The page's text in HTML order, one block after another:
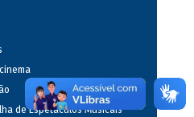
de Espetáculos Musicais